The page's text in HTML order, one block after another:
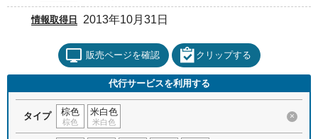
情報取得日 2013年10月31日
販売ページを確認 クリップする
代行サービスを利用する
タイプ 棕色
棕色
米白色
米白色
×